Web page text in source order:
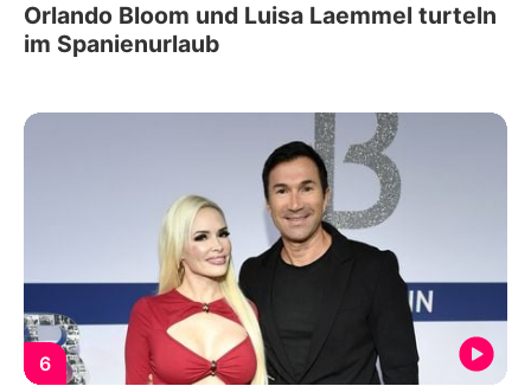
Orlando Bloom und Luisa Laemmel turteln
im Spanienurlaub
6